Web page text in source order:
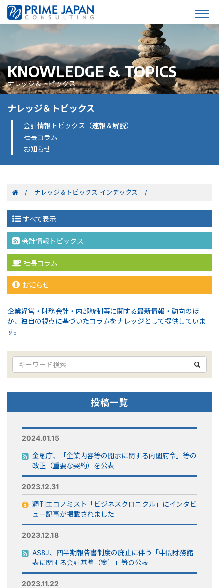
KNOWLEDGE & TOPICS
ナレッジ＆トピックス
ナレッジ＆トピックス
会計情報トピックス（速報＆解説）
社長コラム
お知らせ
ナレッジ＆トピックス インデックス
すべて表示
会計情報トピックス
社長コラム
お知らせ
企業経営・財務会計・内部統制等に関する最新情報・動向のほ
か、独自の視点に基づいたコラムをナレッジとして提供していま
す。
投稿一覧
2024.01.15
金融庁、「企業内容等の開示に関する内閣府令」等の
改正（重要な契約）を公表
2023.12.31
週刊エコノミスト「ビジネスクロニクル」にインタビ
ュー記事が掲載されました
2023.12.18
ASBJ、四半期報告書制度の廃止に伴う「中間財務諸
表に関する会計基準（案）」等の公表
2023.11.22